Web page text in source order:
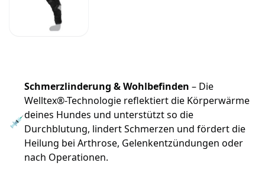
💉
Schmerzlinderung & Wohlbefinden – Die
Welltex®-Technologie reflektiert die Körperwärme
deines Hundes und unterstützt so die
Durchblutung, lindert Schmerzen und fördert die
Heilung bei Arthrose, Gelenkentzündungen oder
nach Operationen.